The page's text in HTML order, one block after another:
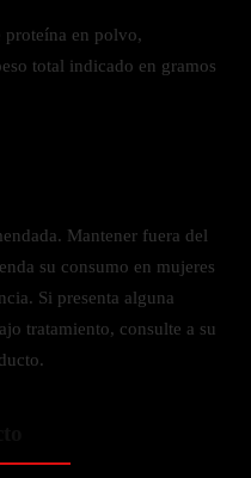
proteína en polvo,
total indicado en gramos
Mantener fuera del
su consumo en mujeres
Si presenta alguna
tratamiento, consulte a su